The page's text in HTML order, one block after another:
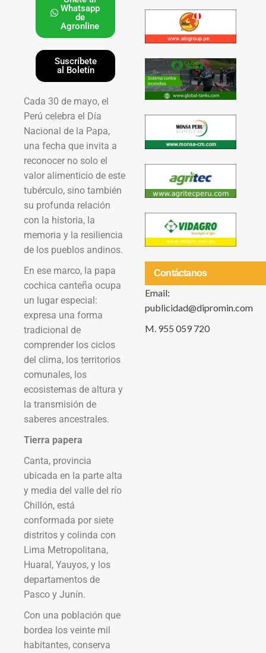
Whatsapp
de
Agronline
Suscríbete
al Boletín
Cada 30 de mayo, el
Perú celebra el Día
Nacional de la Papa,
una fecha que invita a
reconocer no solo el
valor alimenticio de este
tubérculo, sino también
su profunda relación
con la historia, la
memoria y la resiliencia
de los pueblos andinos.
En ese marco, la papa
cochica canteña ocupa
un lugar especial:
expresa una forma
tradicional de
comprender los ciclos
del clima, los territorios
comunales, los
ecosistemas de altura y
la transmisión de
saberes ancestrales.
Tierra papera
Canta, provincia
ubicada en la parte alta
y media del valle del río
Chillón, está
conformada por siete
distritos y colinda con
Lima Metropolitana,
Huaral, Yauyos, y los
departamentos de
Pasco y Junín.
Con una población que
bordea los veinte mil
habitantes, conserva
Contáctanos
Email:
publicidad@dipromin.com
M. 955 059 720